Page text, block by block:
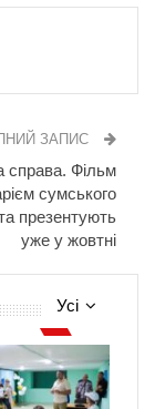
ЗАПИС
справа. Фільм
сумського
презентують
уже у жовтні
Усі